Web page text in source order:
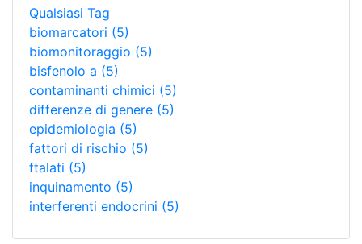
Qualsiasi Tag
biomarcatori (5)
biomonitoraggio (5)
bisfenolo a (5)
contaminanti chimici (5)
differenze di genere (5)
epidemiologia (5)
fattori di rischio (5)
ftalati (5)
inquinamento (5)
interferenti endocrini (5)